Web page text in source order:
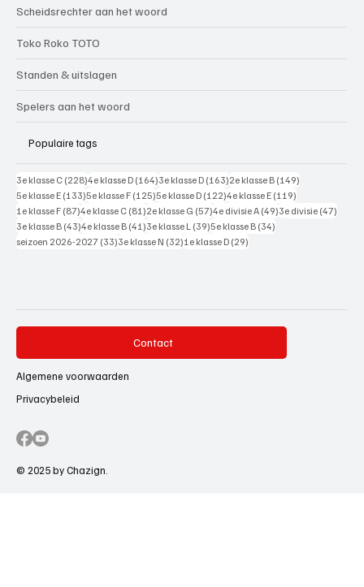
Scheidsrechter aan het woord
Toko Roko TOTO
Standen & uitslagen
Spelers aan het woord
Populaire tags
3e klasse C (228)228 posts
4e klasse D (164)164 posts
3e klasse D (163)163 posts
2e klasse B (149)
5e klasse E (133)133 posts
5e klasse F (125)125 posts
5e klasse D (122)122 posts
4e klasse E (119)
1e klasse F (87)87 posts
4e klasse C (81)81 posts
2e klasse G (57)57 posts
4e divisie A (49)49 posts
3e divisie (47)
3e klasse B (43)43 posts
4e klasse B (41)41 posts
3e klasse L (39)39 posts
5e klasse B (34)
seizoen 2026-2027 (33)33 posts
3e klasse N (32)32 posts
1e klasse D (29)
Contact
Algemene voorwaarden
Privacybeleid
© 2025 by Chazign.